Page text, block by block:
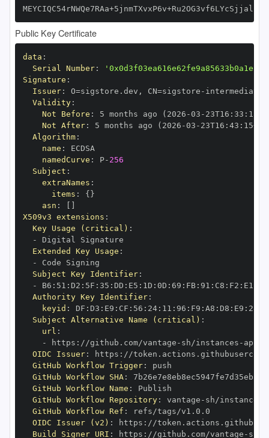
Public Key Certificate
data :
Serial Number:
Signature :
Issuer: O=sigstore.dev , CN=sigstore -
Validity:
Not Before : 5 months ago (2026 -03 - 23T16 : 33 :
Not After: 5 months ago (2026 -03 - 23T16 : 43 : 15+00
Algorithm:
name :
namedCurve : P- 256
Subject :
extraNames :
items : { }
asn :
X509v3 extensions :
Key Usage (critical) :
-
Extended Key Usage :
-
Subject Key Identifier:
-
B6 : 51 : D2 : 5F : 35 : DD : E5 : 1D : 0D : 69 : FB: 91 : C8 : F2 : E1
Authority Key Identifier:
keyid : DF : D3 : E9 : CF : 56 : 24: 11 : 96 : F9 : A8 : D8 : E9 : 28
Subject Alternative Name (critical) :
url :
-
https : //github.com/vantage - sh/instances - api
OIDC Issuer: https :
GitHub Workflow Trigger:
GitHub Workflow SHA:
GitHub Workflow Name :
GitHub Workflow Repository: vantage - sh/instances
GitHub Workflow Ref :
OIDC Issuer (v2) : https :
Build Signer URI : https : //github.com/vantage - sh/